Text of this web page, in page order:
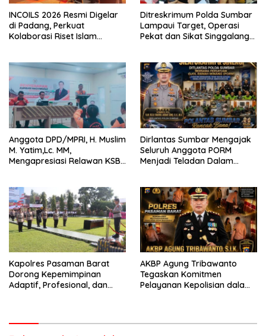
INCOILS 2026 Resmi Digelar
di Padang, Perkuat
Kolaborasi Riset Islam
Ditreskrimum Polda Sumbar
Lampaui Target, Operasi
Pekat dan Sikat Singgalang
Anggota DPD/MPRI, H. Muslim
M. Yatim,Lc. MM,
Mengapresiasi Relawan KSB
Bencana
Dirlantas Sumbar Mengajak
Seluruh Anggota PORM
Menjadi Teladan Dalam
Perlengkapan Keselamatan
Berkendara
Kapolres Pasaman Barat
Dorong Kepemimpinan
Adaptif, Profesional, dan
AKBP Agung Tribawanto
Tegaskan Komitmen
Pelayanan Kepolisian dalam